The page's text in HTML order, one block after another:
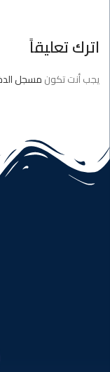
اترك تعليقاً
يجب أنت تكونمسجل